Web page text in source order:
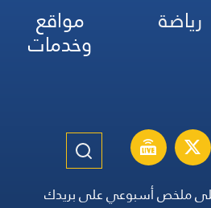
رياضة مواقع
وخدمات
ملخص أسبوعي على بريدك